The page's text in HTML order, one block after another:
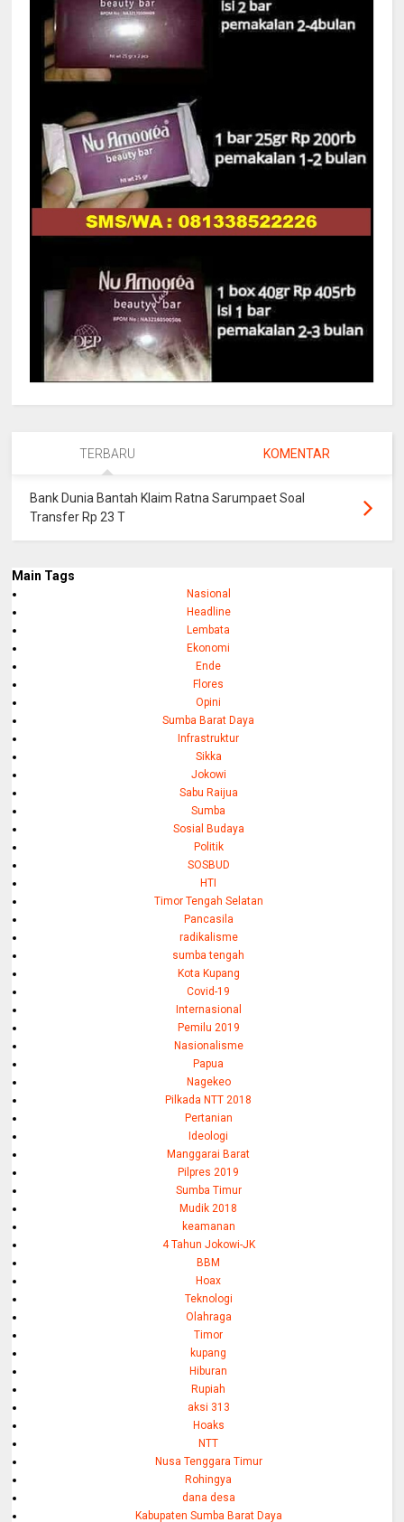
TERBARU KOMENTAR
Bank Dunia Bantah Klaim Ratna Sarumpaet Soal
Transfer Rp 23 T
Main Tags
Nasional
Headline
Lembata
Ekonomi
Ende
Flores
Opini
Sumba Barat Daya
Infrastruktur
Sikka
Jokowi
Sabu Raijua
Sumba
Sosial Budaya
Politik
SOSBUD
HTI
Timor Tengah Selatan
Pancasila
radikalisme
sumba tengah
Kota Kupang
Covid-19
Internasional
Pemilu 2019
Nasionalisme
Papua
Nagekeo
Pilkada NTT 2018
Pertanian
Ideologi
Manggarai Barat
Pilpres 2019
Sumba Timur
Mudik 2018
keamanan
4 Tahun Jokowi-JK
BBM
Hoax
Teknologi
Olahraga
Timor
kupang
Hiburan
Rupiah
aksi 313
Hoaks
NTT
Nusa Tenggara Timur
Rohingya
dana desa
Kabupaten Sumba Barat Daya